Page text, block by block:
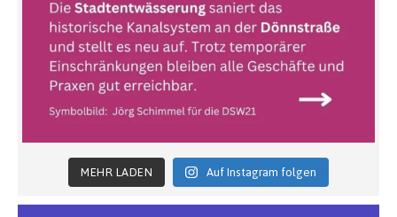
MEHR LADEN Auf Instagram folgen